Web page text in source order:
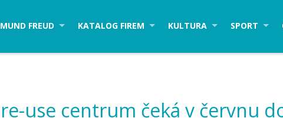
FREUD KATALOG FIREM KULTURA SPORT
use centrum čeká v červnu